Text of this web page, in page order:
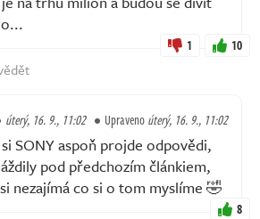
1 10
úterý, 16. 9., 11:02 Upravenoúterý, 16. 9., 11:02
SONY aspoň projde odpovědi,
pod předchozím článkiem,
nezajímá co si o tom myslíme 🤣
8